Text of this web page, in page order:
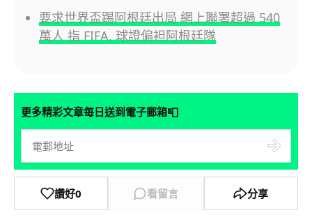
要求世界盃踢阿根廷出局 網上聯署超過 540
萬人 指 FIFA, 球證偏袒阿根廷隊
更多精彩文章每日送到電子郵箱📮
讚好0 看留言 分享